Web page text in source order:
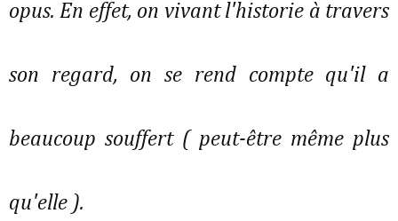
opus. En effet, on vivant l'historie à travers
son regard, on se rend compte qu'il a
beaucoup souffert ( peut-être même plus
qu'elle ).